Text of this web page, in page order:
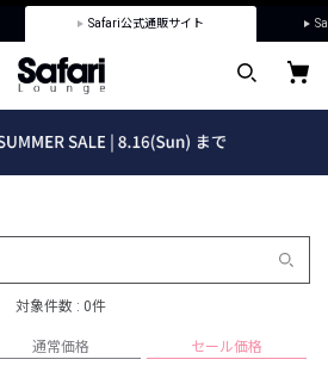
Safari公式通販サイト
対象件数 : 0件
通常価格 セール価格